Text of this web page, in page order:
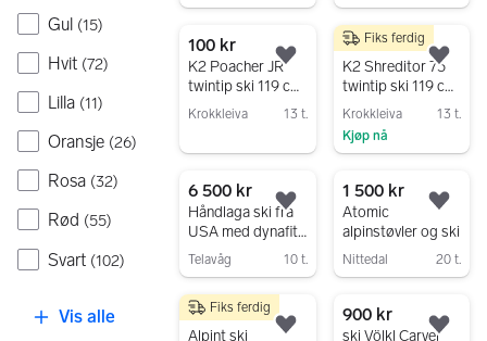
Gul (15)
Hvit (72)
Lilla (11)
Oransje (26)
Rosa (32)
Rød (55)
Svart (102)
Vis alle
100 kr
K2 Poacher JR
twintip ski 119 cm
med bindinger
Krokkleiva 13 t.
Legg til som favoritt.
250 kr
K2 Shreditor 75
twintip ski 119 cm
med Tecno Pro
bindinger
Krokkleiva
13 t.
Kjøp nå
Fiks ferdig
6 500 kr
Håndlaga ski fra
USA med dynafit
randonee binding
Telavåg 10 t.
Legg til som favoritt.
1 500 kr
Atomic
alpinstøvler og ski
Nittedal 20 t.
2 000 kr
Alpint ski
Fiks ferdig
Legg til som favoritt.
900 kr
ski Völkl Carver